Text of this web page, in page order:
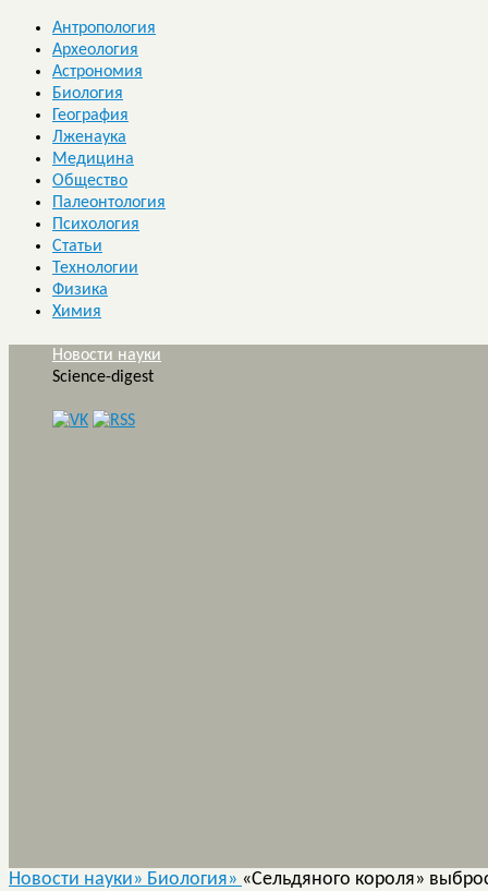
Антропология
Археология
Астрономия
Биология
География
Лженаука
Медицина
Общество
Палеонтология
Психология
Статьи
Технологии
Физика
Химия
Новости науки
Science-digest
Новости науки» Биология» «Сельдяного короля»